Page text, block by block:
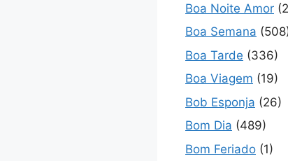
Boa Noite Amor
Boa Semana
Boa Tarde (336)
Boa Viagem (19)
Bob Esponja (26)
Bom Dia (489)
Bom Feriado (1)